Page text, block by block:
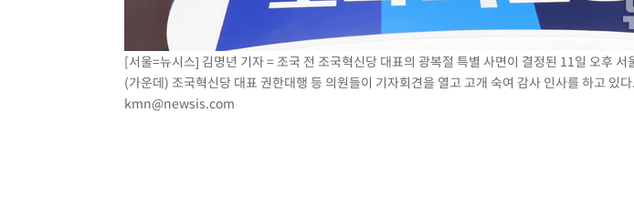
[서울=뉴시스] 김명년 기자 = 조국 전 조국혁신당 대표의 광복절 특별 사면이 결정된 11일 오후 서
(가운데) 조국혁신당 대표 권한대행 등 의원들이 기자회견을 열고 고개 숙여 감사 인사를 하고 있
kmn@newsis.com